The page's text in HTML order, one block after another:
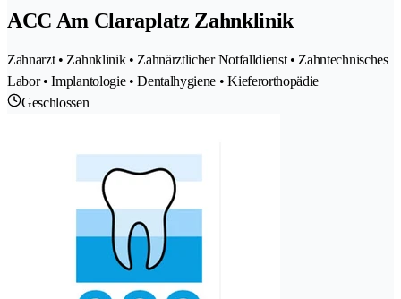
ACC Am Claraplatz Zahnklinik
Zahnarzt • Zahnklinik • Zahnärztlicher Notfalldienst • Zahntechnisches
Labor • Implantologie • Dentalhygiene • Kieferorthopädie
Geschlossen